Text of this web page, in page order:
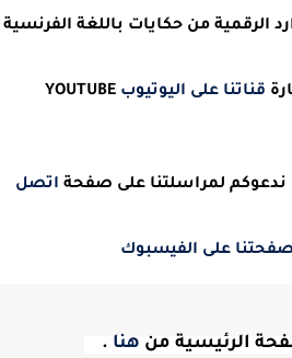
الرقمية من حكايات باللغة الفرنسية
قناتنا على اليوتيوب
لمراسلتنا على صفحة اتصل
صفحتنا على الفيسبوك
الرئيسية من هنا .